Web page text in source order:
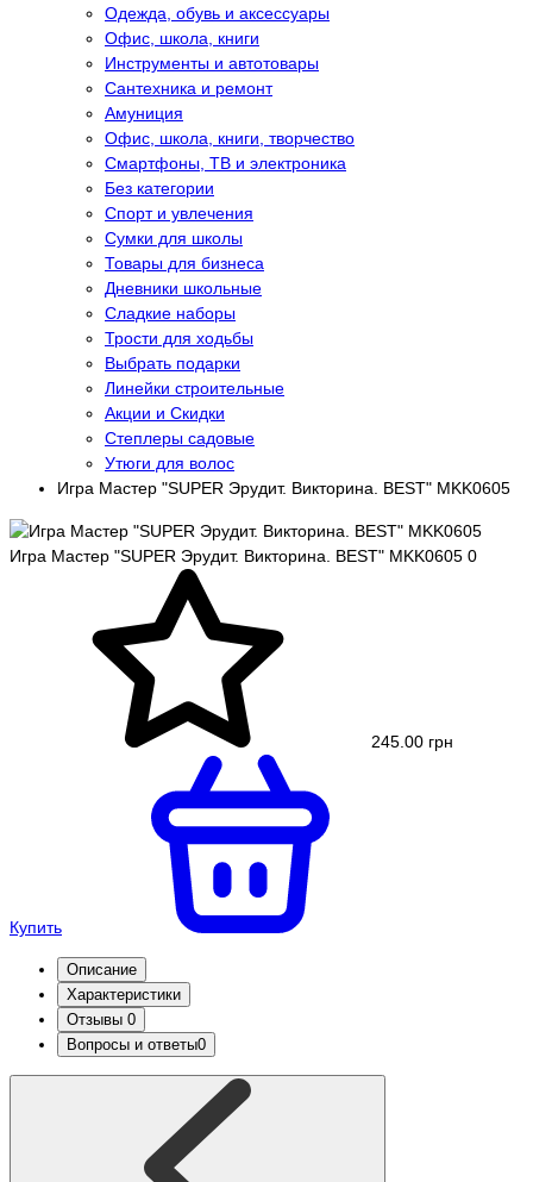
Одежда, обувь и аксессуары
Офис, школа, книги
Инструменты и автотовары
Сантехника и ремонт
Амуниция
Офис, школа, книги, творчество
Смартфоны, ТВ и электроника
Без категории
Спорт и увлечения
Сумки для школы
Товары для бизнеса
Дневники школьные
Сладкие наборы
Трости для ходьбы
Выбрать подарки
Линейки строительные
Акции и Скидки
Степлеры садовые
Утюги для волос
Игра Мастер "SUPER Эрудит. Викторина. BEST" MKK0605
Игра Мастер "SUPER Эрудит. Викторина. BEST" MKK0605 0
245.00 грн
Купить
Описание
Характеристики
Отзывы 0
Вопросы и ответы0